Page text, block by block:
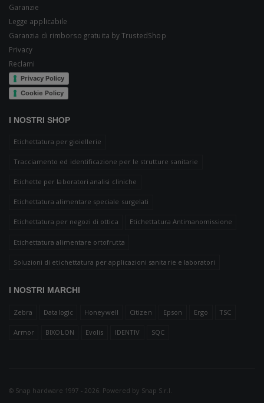
Garanzie
Legge applicabile
Garanzia di rimborso gratuita by TrustedShop
Privacy
Reclami
Privacy Policy
Cookie Policy
I NOSTRI SHOP
Etichettatura per gioiellerie
Tracciamento ed identificazione per le strutture sanitarie
Etichette per laboratori analisi cliniche
Etichettatura alimentare speciale surgelati
Etichettatura per negozi di ottica Etichettatura Antimanomissione
Etichettatura alimentare ortofrutta
Soluzioni di etichettatura per applicazioni sanitarie e laboratori
I NOSTRI MARCHI
Zebra Datalogic Honeywell Citizen Epson Ergo TSC
Armor BIXOLON Evolis IDENTIV SQC
© Snap hardware 1997 - 2026. Powered by Snap S.r.l.